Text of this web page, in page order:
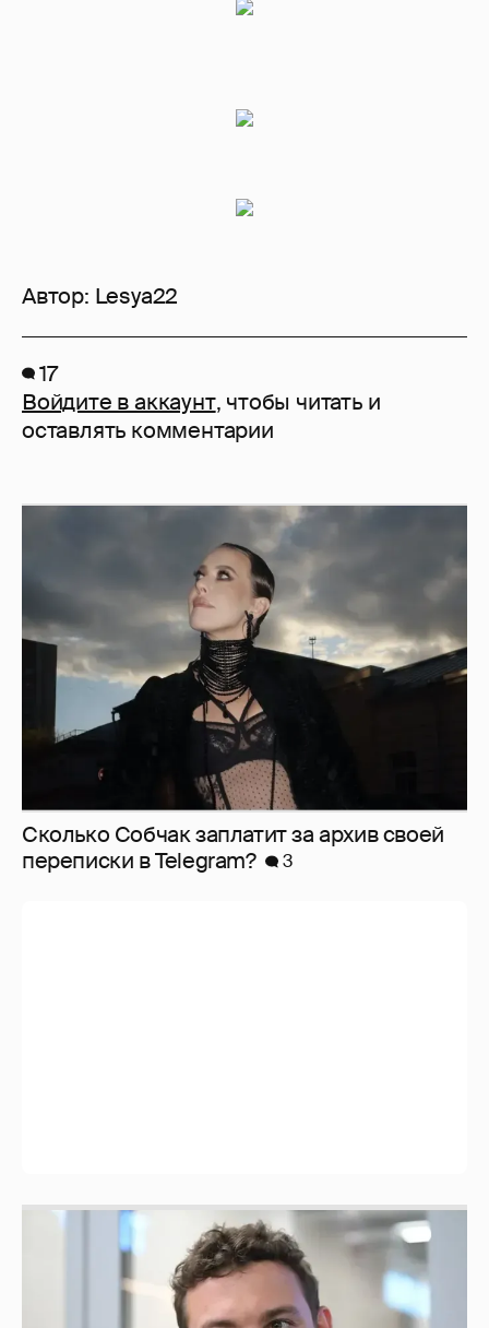
Автор: Lesya22
17
Войдите в аккаунт, чтобы читать и
оставлять комментарии
Сколько Собчак заплатит за архив своей
перeписки в Telegram?
3
Никита Кологривый высказался насчёт